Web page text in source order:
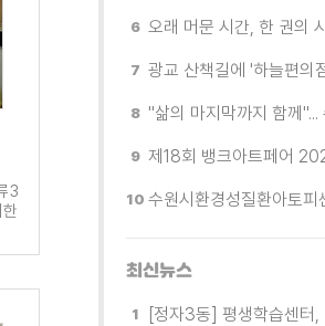
3
오래 머문 시간, 한 권의
최신뉴스